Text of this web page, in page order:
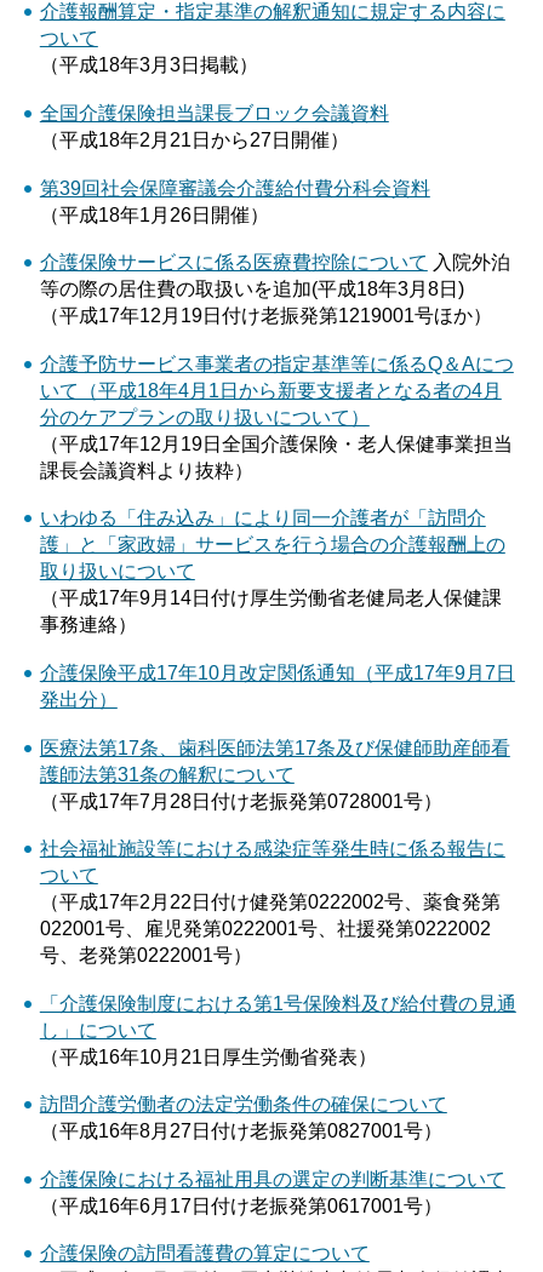
介護報酬算定・指定基準の解釈通知に規定する内容に
ついて
（平成18年3月3日掲載）
全国介護保険担当課長ブロック会議資料
（平成18年2月21日から27日開催）
第39回社会保障審議会介護給付費分科会資料
（平成18年1月26日開催）
介護保険サービスに係る医療費控除について 入院外泊
等の際の居住費の取扱いを追加(平成18年3月8日)
（平成17年12月19日付け老振発第1219001号ほか）
介護予防サービス事業者の指定基準等に係るQ＆Aにつ
いて（平成18年4月1日から新要支援者となる者の4月
分のケアプランの取り扱いについて）
（平成17年12月19日全国介護保険・老人保健事業担当
課長会議資料より抜粋）
いわゆる「住み込み」により同一介護者が「訪問介
護」と「家政婦」サービスを行う場合の介護報酬上の
取り扱いについて
（平成17年9月14日付け厚生労働省老健局老人保健課
事務連絡）
介護保険平成17年10月改定関係通知（平成17年9月7日
発出分）
医療法第17条、歯科医師法第17条及び保健師助産師看
護師法第31条の解釈について
（平成17年7月28日付け老振発第0728001号）
社会福祉施設等における感染症等発生時に係る報告に
ついて
（平成17年2月22日付け健発第0222002号、薬食発第
022001号、雇児発第0222001号、社援発第0222002
号、老発第0222001号）
「介護保険制度における第1号保険料及び給付費の見通
し」について
（平成16年10月21日厚生労働省発表）
訪問介護労働者の法定労働条件の確保について
（平成16年8月27日付け老振発第0827001号）
介護保険における福祉用具の選定の判断基準について
（平成16年6月17日付け老振発第0617001号）
介護保険の訪問看護費の算定について